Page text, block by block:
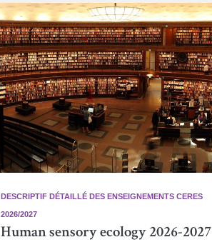
DESCRIPTIF DÉTAILLÉ DES ENSEIGNEMENTS CERES
2026/2027
Human sensory ecology 2026-2027